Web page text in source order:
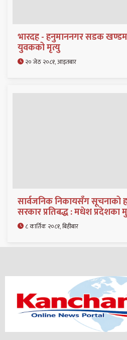
भारदह - हनुमाननगर सडक
युवकको मृत्यु
२० जेठ २०८१, आइतबार
सार्वजनिक निकायसँग सूचनाको
सरकार प्रतिबद्ध : मधेश प्रदेशका
८ कार्तिक २०८१, बिहीबार